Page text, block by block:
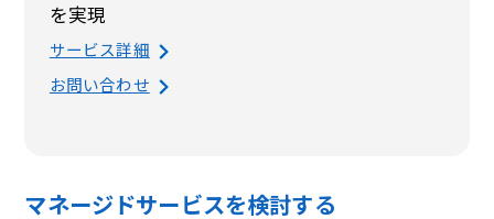
を実現
サービス詳細
お問い合わせ
マネージドサービスを検討する